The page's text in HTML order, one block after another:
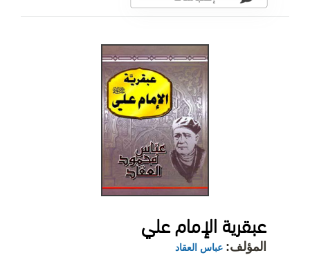
عبقرية الإمام علي
المؤلف: عباس العقاد